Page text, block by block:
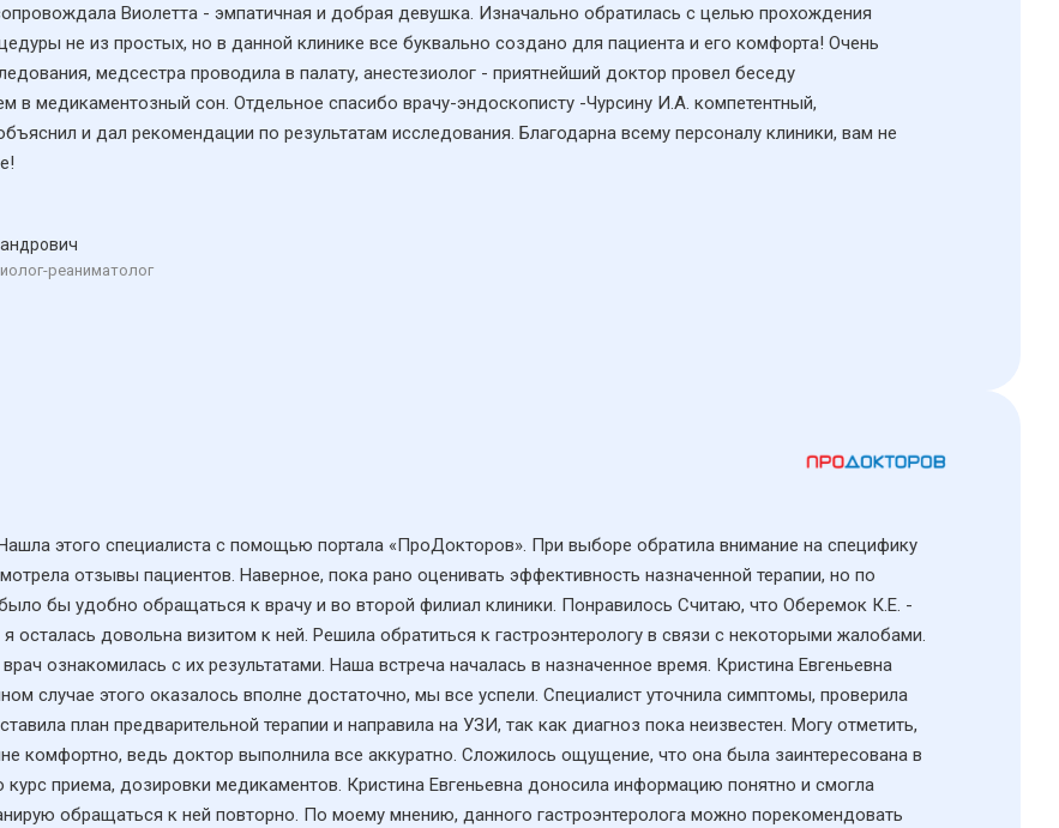
Виолетта - эмпатичная и добрая девушка. Изначально обратилась с целью прохождения
не из простых, но в данной клинике все буквально создано для пациента и его комфорта! Очень
медсестра проводила в палату, анестезиолог - приятнейший доктор провел беседу
в медикаментозный сон. Отдельное спасибо врачу-эндоскописту -Чурсину И.А. компетентный,
и дал рекомендации по результатам исследования. Благодарна всему персоналу клиники, вам не
реаниматолог
этого специалиста с помощью портала «ПроДокторов». При выборе обратила внимание на специфику
отзывы пациентов. Наверное, пока рано оценивать эффективность назначенной терапии, но по
бы удобно обращаться к врачу и во второй филиал клиники. Понравилось Считаю, что Оберемок К.Е. -
довольна визитом к ней. Решила обратиться к гастроэнтерологу в связи с некоторыми жалобами.
ознакомилась с их результатами. Наша встреча началась в назначенное время. Кристина Евгеньевна
случае этого оказалось вполне достаточно, мы все успели. Специалист уточнила симптомы, проверила
план предварительной терапии и направила на УЗИ​, так как диагноз пока неизвестен. Могу отметить,
комфортно, ведь доктор выполнила все аккуратно. Сложилось ощущение, что она была заинтересована в
приема, дозировки медикаментов. Кристина Евгеньевна доносила информацию понятно и смогла
обращаться к ней повторно. По моему мнению, данного гастроэнтеролога можно порекомендовать